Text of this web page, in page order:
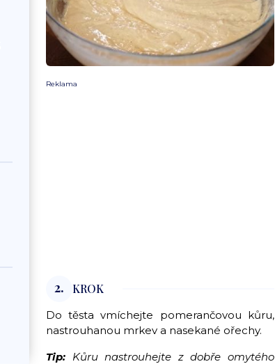
Reklama
2. KROK
Do těsta vmíchejte pomerančovou kůru,
nastrouhanou mrkev a nasekané ořechy.
Tip: Kůru nastrouhejte z dobře omytého